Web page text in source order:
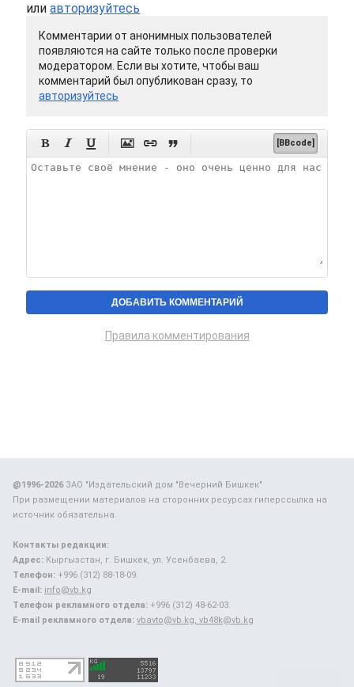
или авторизуйтесь
Комментарии от анонимных пользователей
появляются на сайте только после проверки
модератором. Если вы хотите, чтобы ваш
комментарий был опубликован сразу, то
авторизуйтесь
      [BBcode]
Правила комментирования
@1996-2026ЗАО "Издательский дом "Вечерний Бишкек"
При размещении материалов на сторонних ресурсах гиперссылка на
источник обязательна.
Контакты редакции:
Адрес: Кыргызстан, г. Бишкек, ул. Усенбаева, 2.
Телефон: +996 (312) 88-18-09.
E-mail: info@vb.kg
Телефон рекламного отдела: +996 (312) 48-62-03.
E-mail рекламного отдела: vbavto@vb.kg, vb48k@vb.kg